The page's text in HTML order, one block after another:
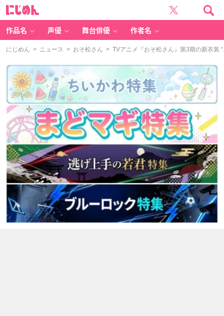
作品名 声優 舞台俳優 作者名
にじめん > ニュース > おそ松さん > TVアニメ『おそ松さん』第3期の新衣装